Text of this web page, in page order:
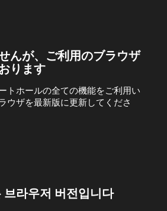
んが、ご利用のブラウザ
ります
トホールの全ての機能をご利用い
ウザを最新版に更新してくださ
브라우저 버전입니다